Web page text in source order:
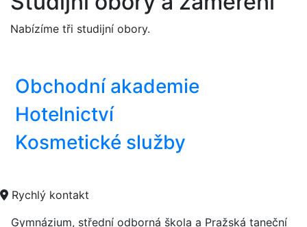
Nabízíme tři studijní obory.
Obchodní akademie
Hotelnictví
Kosmetické služby
Rychlý kontakt
Gymnázium, střední odborná škola a Pražská taneční